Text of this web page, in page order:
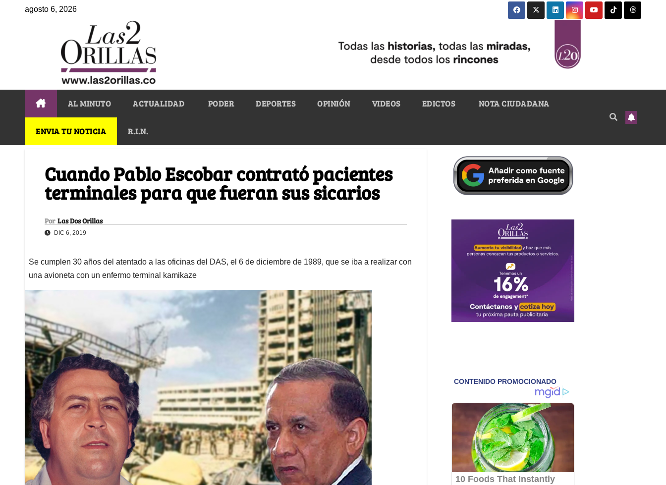
agosto 6, 2026
AL MINUTO ACTUALIDAD PODER DEPORTES OPINIÓN VIDEOS EDICTOS NOTA CIUDADANA
ENVIA TU NOTICIA R.I.N.
Cuando Pablo Escobar contrató pacientes
terminales para que fueran sus sicarios
Por Las Dos Orillas
DIC 6, 2019
Se cumplen 30 años del atentado a las oficinas del DAS, el 6 de diciembre de 1989, que se iba a realizar con
una avioneta con un enfermo terminal kamikaze